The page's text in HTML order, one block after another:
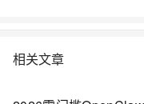
相关文章